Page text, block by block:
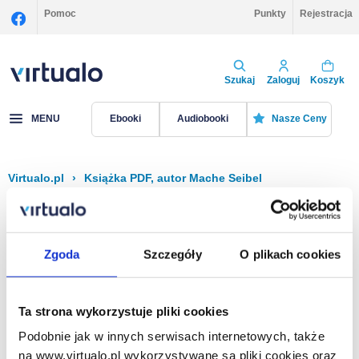
Zgoda Szczegóły O plikach cookies
Ta strona wykorzystuje pliki cookies
Podobnie jak w innych serwisach internetowych, także
na www.virtualo.pl wykorzystywane są pliki cookies oraz
Pomoc Punkty Rejestracja
Szukaj Zaloguj Koszyk
MENU Ebooki Audiobooki Nasze Ceny
Virtualo.pl › Książka PDF, autor Mache Seibel
Filtruj Sortuj
Na stronie